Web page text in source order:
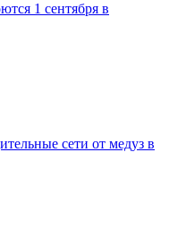
1 сентября в
сети от медуз в